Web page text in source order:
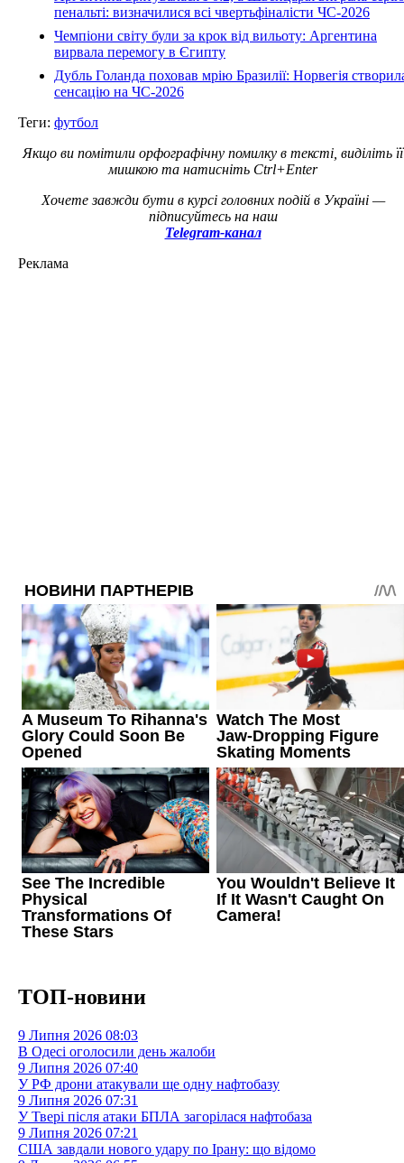
пенальті: визначилися всі чвертьфіналісти ЧС-2026
Чемпіони світу були за крок від вильоту: Аргентина
вирвала перемогу в Єгипту
Дубль Голанда поховав мрію Бразилії: Норвегія
сенсацію на ЧС-2026
Теги: футбол
Якщо ви помітили орфографічну помилку в тексті, виділіть її
мишкою та натисніть Ctrl+Enter
Хочете завжди бути в курсі головних подій в Україні —
підписуйтесь на наш
Telegram-канал
Реклама
ТОП-новини
9 Липня 2026 08:03
В Одесі оголосили день жалоби
9 Липня 2026 07:40
У РФ дрони атакували ще одну нафтобазу
9 Липня 2026 07:31
У Твері після атаки БПЛА загорілася нафтобаза
9 Липня 2026 07:21
США завдали нового удару по Ірану: що відомо